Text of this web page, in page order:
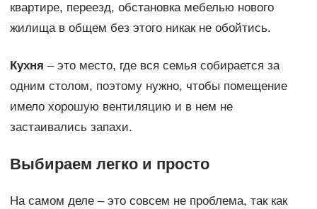
квартире, переезд, обстановка мебелью нового
жилища в общем без этого никак не обойтись.
Кухня – это место, где вся семья собирается за
одним столом, поэтому нужно, чтобы помещение
имело хорошую вентиляцию и в нем не
застаивались запахи.
Выбираем легко и просто
На самом деле – это совсем не проблема, так как